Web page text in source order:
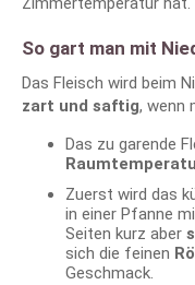
So gart man mit
Das Fleisch wird beim
zart und saftig, wenn
Das zu garende
Zuerst wird das
in einer Pfanne
Seiten kurz aber
sich die feinen
Geschmack.